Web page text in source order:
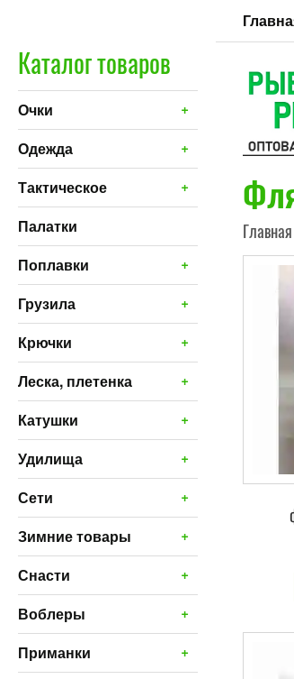
Каталог товаров
+
Очки
+
Одежда
+
Тактическое
Палатки
+
Поплавки
+
Грузила
+
Крючки
+
Леска, плетенка
+
Катушки
+
Удилища
+
Сети
+
Зимние товары
+
Снасти
+
Воблеры
+
Приманки
Главная